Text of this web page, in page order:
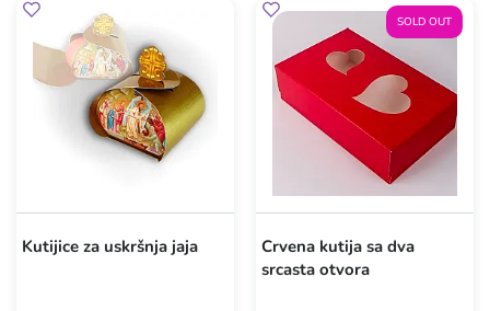
Kutijice za uskršnja jaja
SOLD OUT
Crvena kutija sa dva
srcasta otvora